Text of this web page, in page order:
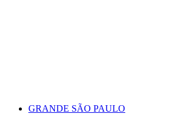
GRANDE SÃO PAULO